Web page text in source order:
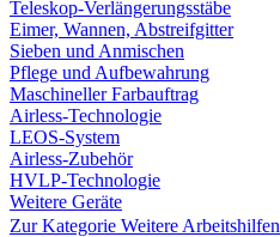
Teleskop-Verlängerungsstäbe
Eimer, Wannen, Abstreifgitter
Sieben und Anmischen
Pflege und Aufbewahrung
Maschineller Farbauftrag
Airless-Technologie
LEOS-System
Airless-Zubehör
HVLP-Technologie
Weitere Geräte
Zur Kategorie Weitere Arbeitshilfen